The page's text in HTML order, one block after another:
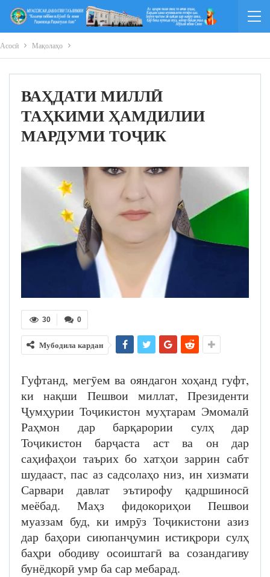
Асосӣ Мақолаҳо
ВАҲДАТИ МИЛЛӢ
ТАҲКИМИ ҲАМДИЛИИ
МАРДУМИ ТОҶИК
0
30
Мубодила кардан
Гуфтанд, мегӯем ва ояндагон хоҳанд гуфт,
ки нақши Пешвои миллат, Президенти
Ҷумҳурии Тоҷикистон муҳтарам Эмомалӣ
Раҳмон дар барқарории сулҳ дар
Тоҷикистон барҷаста аст ва он дар
саҳифаҳои таърих бо хатҳои заррин сабт
шудааст, пас аз садсолаҳо низ, ин хизмати
Сарвари давлат эътирофу қадршиносӣ
меёбад. Маҳз фидокориҳои Пешвои
муаззам буд, ки имрӯз Тоҷикистони азиз
дар баҳори сиюпанҷумин истиқрори сулҳ
баҳри ободиву осоиштагӣ ва созандагиву
бунёдкорӣ умр ба сар мебарад.